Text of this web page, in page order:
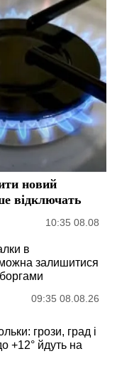
новий
відключать
10:35 08.08
в
залишитися
09:35 08.08.26
грози, град і
+12° йдуть на